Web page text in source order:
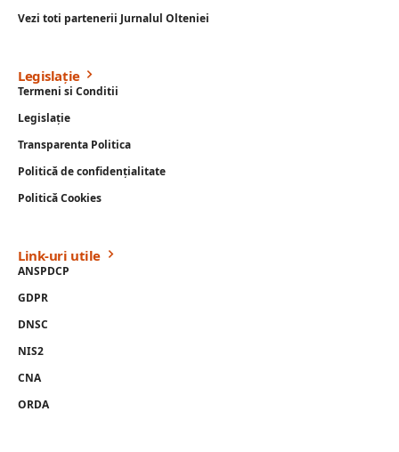
Vezi toti partenerii Jurnalul Olteniei
Legislație
Termeni si Conditii
Legislație
Transparenta Politica
Politică de confidențialitate
Politică Cookies
Link-uri utile
ANSPDCP
GDPR
DNSC
NIS2
CNA
ORDA